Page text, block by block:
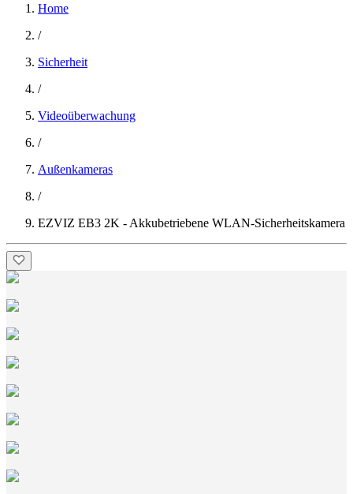
Home
/
Sicherheit
/
Videoüberwachung
/
Außenkameras
/
EZVIZ EB3 2K - Akkubetriebene WLAN-Sicherheitskamera